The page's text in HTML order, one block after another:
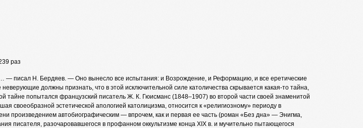
раз
— писал Н. Бердяев. — Оно вынесло все испытания: и Возрождение, и Реформацию, и все еретические
должны признать, что в этой исключительной силе католичества скрывается какая-то тайна,
тайне попытался французский писатель Ж. К. Гюисманс (1848–1907) во второй части своей знаменитой
своеобразной эстетической апологией католицизма, относится к «религиозному» периоду в
произведением автобиографическим — впрочем, как и первая ее часть (роман «Без дна» — Энигма,
писателя, разочаровавшегося в профанном оккультизме конца XIX в. и мучительно пытающегося